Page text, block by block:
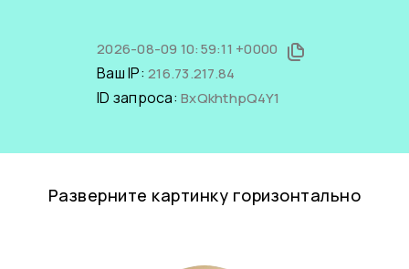
2026-08-09 10:59:11 +0000
Ваш IP: 216.73.217.84
ID запроса: BxQkhthpQ4Y1
Разверните картинку горизонтально